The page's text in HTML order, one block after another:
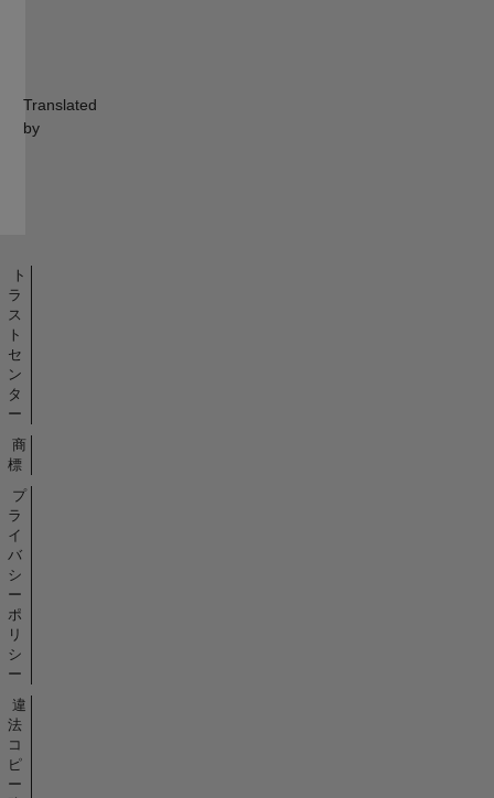
Translated
by
ト
ラ
ス
ト
セ
ン
タ
ー
商
標
プ
ラ
イ
バ
シ
ー
ポ
リ
シ
ー
違
法
コ
ピ
ー